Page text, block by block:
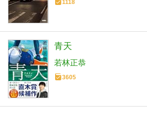
1118
青天
若林正恭
3605